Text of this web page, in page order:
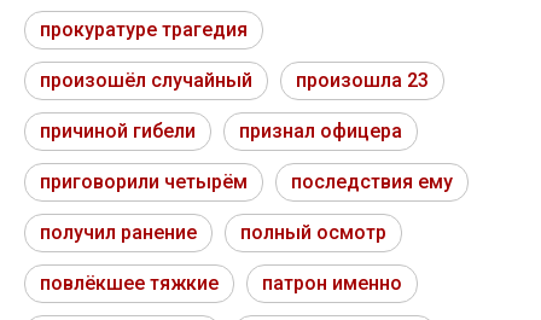
прокуратуре трагедия
произошёл случайный произошла 23
причиной гибели признал офицера
приговорили четырём последствия ему
получил ранение полный осмотр
повлёкшее тяжкие патрон именно